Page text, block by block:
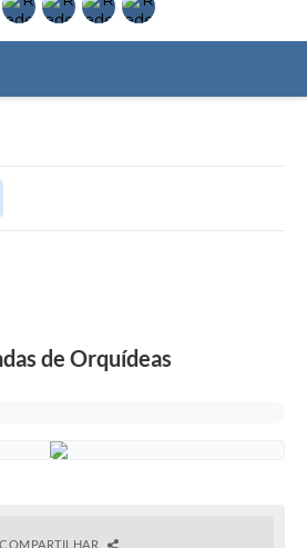
de Orquídeas
COMPARTILHAR